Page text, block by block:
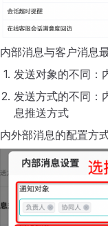
内部消息与客户消息
发送对象的不同：
发送方式的不同：
息推送方式
内外部消息的配置方